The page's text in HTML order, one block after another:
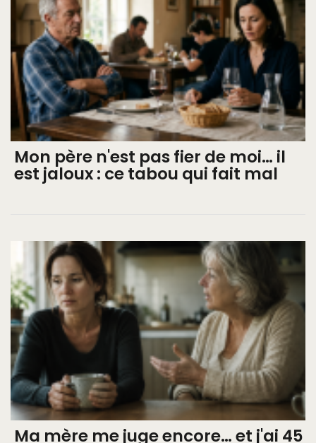
Mon père n'est pas fier de moi… il
est jaloux : ce tabou qui fait mal
Ma mère me juge encore… et j'ai 45